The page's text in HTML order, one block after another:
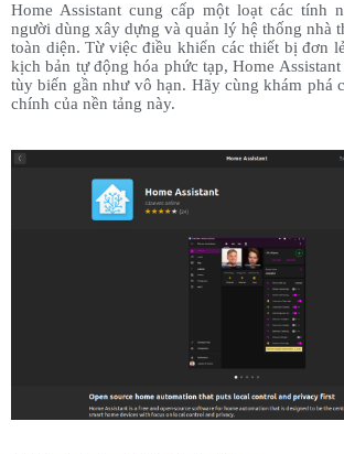
Home Assistant cung cấp một loạt các tính
người dùng xây dựng và quản lý hệ thống nhà
toàn diện. Từ việc điều khiển các thiết bị đơn
kịch bản tự động hóa phức tạp, Home
tùy biến gần như vô hạn. Hãy cùng khám phá
chính của nền tảng này.